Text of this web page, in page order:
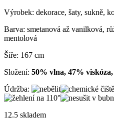
Výrobek: dekorace, šaty, sukně,
Barva: smetanová až vanilková,
mentolová
Šíře: 167 cm
Složení: 50% vlna, 47%
Údržba:
12.5 skladem